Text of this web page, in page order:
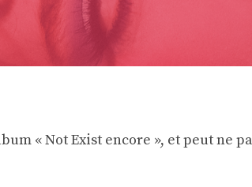
« Not Exist encore », et peut ne